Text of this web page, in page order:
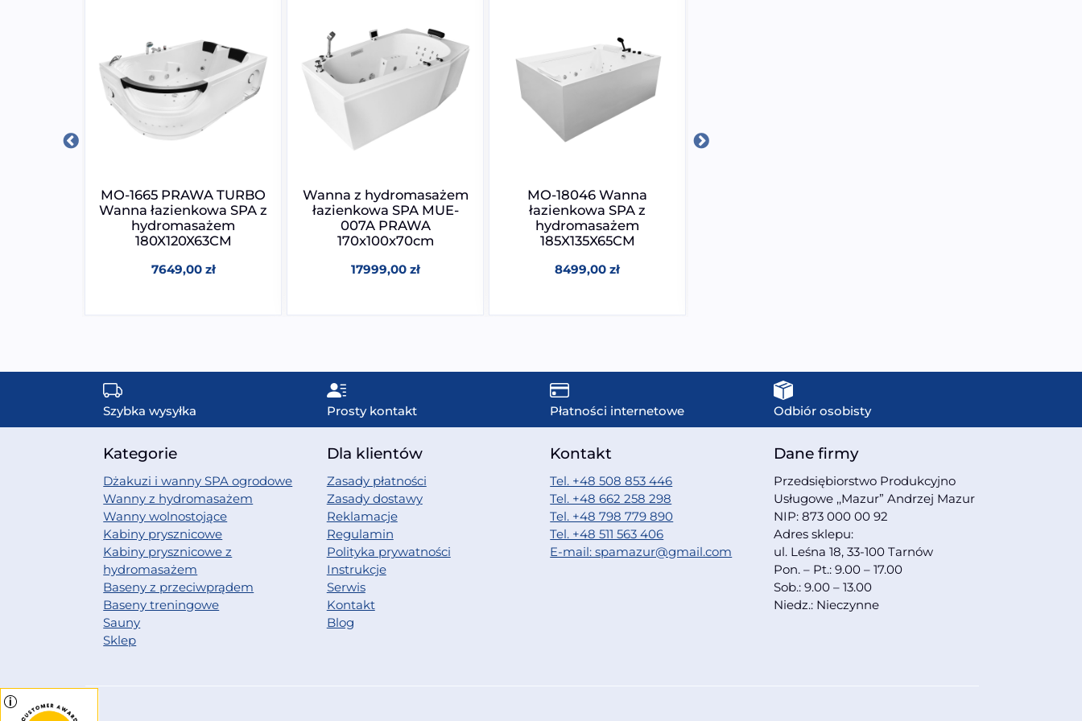
MO-1665 PRAWA TURBO
Wanna łazienkowa SPA z
hydromasażem
180X120X63CM
7649,00 zł
Wanna z hydromasażem
łazienkowa SPA MUE-
007A PRAWA
170x100x70cm
17999,00 zł
MO-18046 Wanna
łazienkowa SPA z
hydromasażem
185X135X65CM
8499,00 zł
Szybka wysyłka Prosty kontakt Płatności internetowe Odbiór osobisty
Kategorie
Dżakuzi i wanny SPA ogrodowe
Wanny z hydromasażem
Wanny wolnostojące
Kabiny prysznicowe
Kabiny prysznicowe z
hydromasażem
Baseny z przeciwprądem
Baseny treningowe
Sauny
Sklep
Dla klientów
Zasady płatności
Zasady dostawy
Reklamacje
Regulamin
Polityka prywatności
Instrukcje
Serwis
Kontakt
Blog
Kontakt
Tel. +48 508 853 446
Tel. +48 662 258 298
Tel. +48 798 779 890
Tel. +48 511 563 406
E-mail: spamazur@gmail.com
Dane firmy
Przedsiębiorstwo Produkcyjno
Usługowe ,,Mazur” Andrzej Mazur
NIP: 873 000 00 92
Adres sklepu:
ul. Leśna 18, 33-100 Tarnów
Pon. – Pt.: 9.00 – 17.00
Sob.: 9.00 – 13.00
Niedz.: Nieczynne